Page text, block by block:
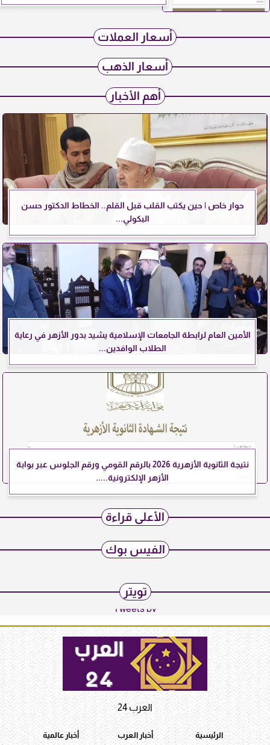
أسعار العملات
أسعار الذهب
أهم الأخبار
حوار خاص | حين يكتب القلب قبل القلم.. الخطاط الدكتور حسن
البكولي...
الأمين العام لرابطة الجامعات الإسلامية يشيد بدور الأزهر في رعاية
الطلاب الوافدين...
نتيجة الثانوية الأزهرية 2026 بالرقم القومي ورقم الجلوس عبر بوابة
الأزهر الإلكترونية.....
الأعلى قراءة
الفيس بوك
تويتر
Tweets by
العرب 24
الرئيسية أخبار العرب أخبار عالمية